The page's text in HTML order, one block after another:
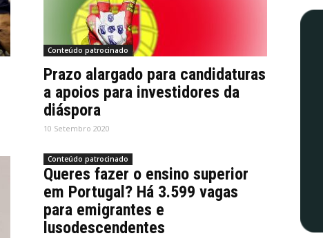
Conteúdo patrocinado
Prazo alargado para candidaturas
a apoios para investidores da
diáspora
10 Setembro 2020
Conteúdo patrocinado
Queres fazer o ensino superior
em Portugal? Há 3.599 vagas
para emigrantes e
lusodescendentes